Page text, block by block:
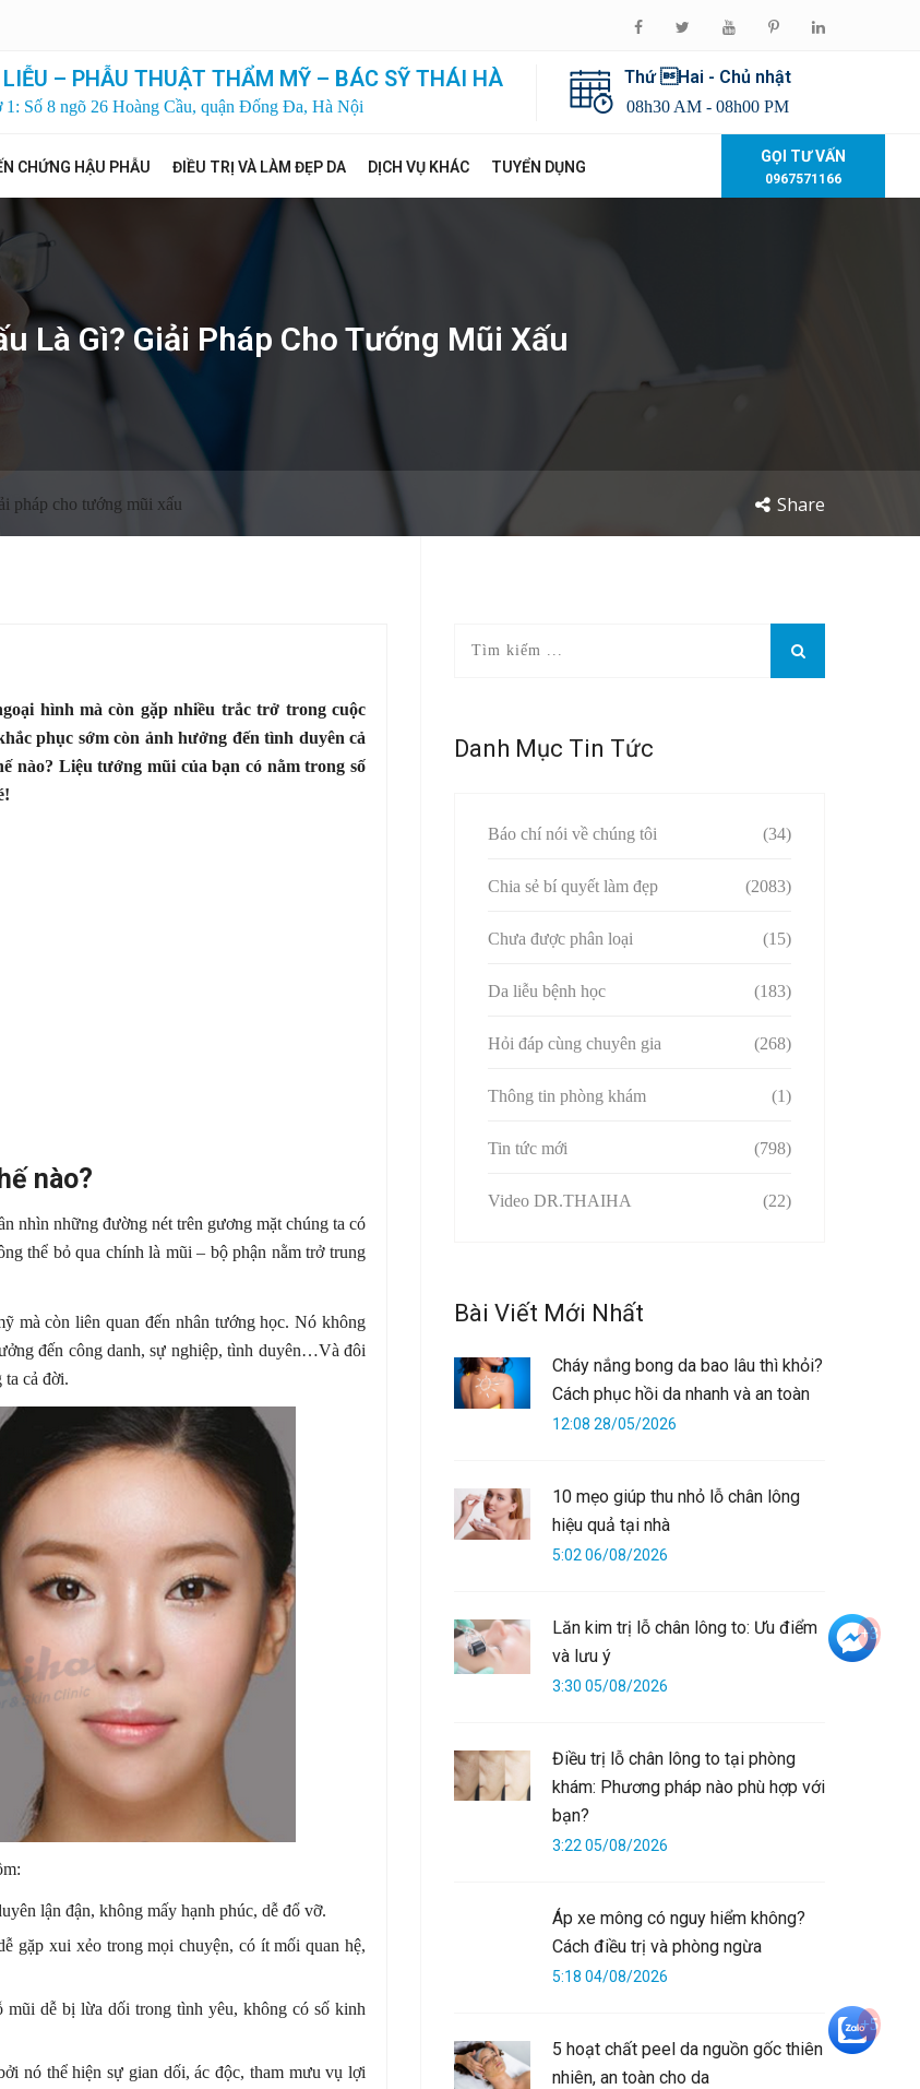
– PHẪU THUẬT THẨM MỸ – BÁC SỸ THÁI HÀ
1: Số 8 ngõ 26 Hoàng Cầu, quận Đống Đa, Hà Nội
Thứ Hai - Chủ nhật
08h30 AM - 08h00 PM
CHỨNG HẬU PHẪU ĐIỀU TRỊ VÀ LÀM ĐẸP DA DỊCH VỤ KHÁC TUYỂN DỤNG
GỌI TƯ VẤN
0967571166
Là Gì? Giải Pháp Cho Tướng Mũi Xấu
pháp cho tướng mũi xấu Share
hình mà còn gặp nhiều trắc trở trong cuộc
phục sớm còn ảnh hưởng đến tình duyên cả
nào? Liệu tướng mũi của bạn có nằm trong số
nào?
nhìn những đường nét trên gương mặt chúng ta có
thể bỏ qua chính là mũi – bộ phận nằm trở trung
mà còn liên quan đến nhân tướng học. Nó không
đến công danh, sự nghiệp, tình duyên…Và đôi
ta cả đời.
lận đận, không mấy hạnh phúc, dễ đổ vỡ.
gặp xui xẻo trong mọi chuyện, có ít mối quan hệ,
dễ bị lừa dối trong tình yêu, không có số kinh
nó thể hiện sự gian dối, ác độc, tham mưu vụ lợi
Danh Mục Tin Tức
Báo chí nói về chúng tôi (34)
Chia sẻ bí quyết làm đẹp (2083)
Chưa được phân loại (15)
Da liễu bệnh học (183)
Hỏi đáp cùng chuyên gia (268)
Thông tin phòng khám (1)
Tin tức mới (798)
Video DR.THAIHA (22)
Bài Viết Mới Nhất
Cháy nắng bong da bao lâu thì khỏi?
Cách phục hồi da nhanh và an toàn
12:08 28/05/2026
10 mẹo giúp thu nhỏ lỗ chân lông
hiệu quả tại nhà
5:02 06/08/2026
Lăn kim trị lỗ chân lông to: Ưu điểm
và lưu ý
3:30 05/08/2026
Điều trị lỗ chân lông to tại phòng
khám: Phương pháp nào phù hợp với
bạn?
3:22 05/08/2026
Áp xe mông có nguy hiểm không?
Cách điều trị và phòng ngừa
5:18 04/08/2026
5 hoạt chất peel da nguồn gốc thiên
nhiên, an toàn cho da
+3
+5